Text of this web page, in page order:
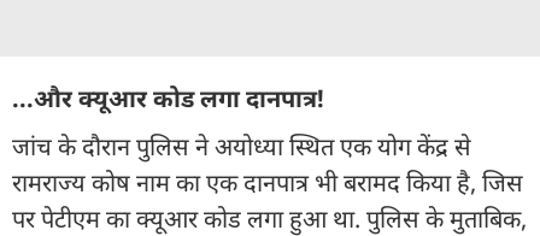
...और क्यूआर कोड लगा दानपात्र!
जांच के दौरान पुलिस ने अयोध्या स्थित एक योग केंद्र से
रामराज्य कोष नाम का एक दानपात्र भी बरामद किया है, जिस
पर पेटीएम का क्यूआर कोड लगा हुआ था. पुलिस के मुताबिक,